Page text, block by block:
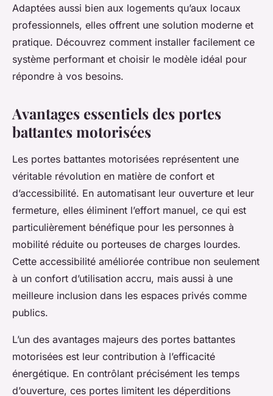
Adaptées aussi bien aux logements qu’aux locaux
professionnels, elles offrent une solution moderne et
pratique. Découvrez comment installer facilement ce
système performant et choisir le modèle idéal pour
répondre à vos besoins.
Avantages essentiels des portes
battantes motorisées
Les portes battantes motorisées représentent une
véritable révolution en matière de confort et
d’accessibilité. En automatisant leur ouverture et leur
fermeture, elles éliminent l’effort manuel, ce qui est
particulièrement bénéfique pour les personnes à
mobilité réduite ou porteuses de charges lourdes.
Cette accessibilité améliorée contribue non seulement
à un confort d’utilisation accru, mais aussi à une
meilleure inclusion dans les espaces privés comme
publics.
L’un des avantages majeurs des portes battantes
motorisées est leur contribution à l’efficacité
énergétique. En contrôlant précisément les temps
d’ouverture, ces portes limitent les déperditions